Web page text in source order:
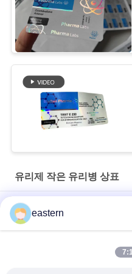
유리제 작은 유리병 상표
Somatropin HG 176-191
전 세트 Paer Instrution를 가
eastern